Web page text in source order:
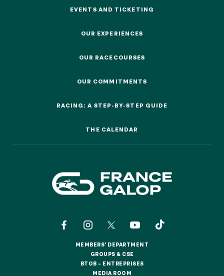
EVENTS AND TICKETING
OUR EXPERIENCES
OUR RACECOURSES
OUR COMMITMENTS
RACING: A STEP-BY-STEP GUIDE
THE CALENDAR
MEMBERS' DEPARTMENT
GROUPS & CSE
BTOB – ENTREPRISES
MEDIA ROOM